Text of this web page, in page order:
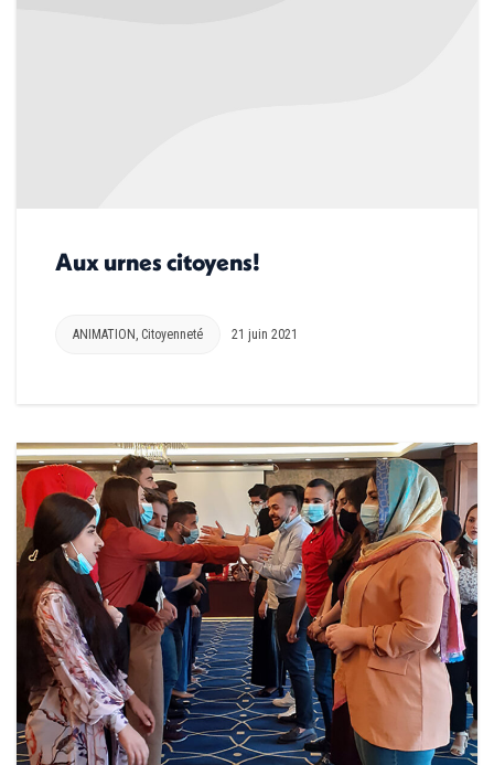
Aux urnes citoyens!
ANIMATION , Citoyenneté 21 juin 2021